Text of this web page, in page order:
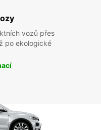
vozů přes
po ekologické